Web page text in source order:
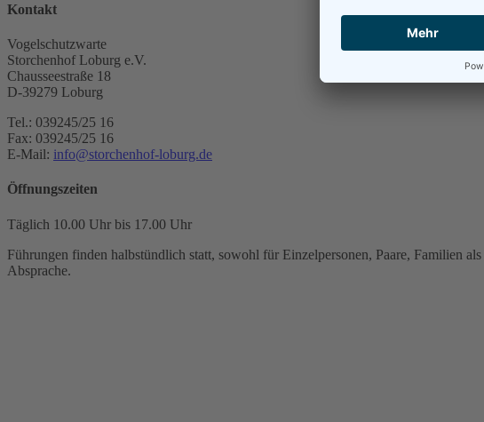
Kontakt
Vogelschutzwarte
Storchenhof Loburg e.V.
Chausseestraße 18
D-39279 Loburg
Tel.: 039245/25 16
Fax: 039245/25 16
E-Mail: info@storchenhof-loburg.de
Öffnungszeiten
Täglich 10.00 Uhr bis 17.00 Uhr
Führungen finden halbstündlich statt, sowohl für Einzelpersonen, Paare, Familien
Absprache.